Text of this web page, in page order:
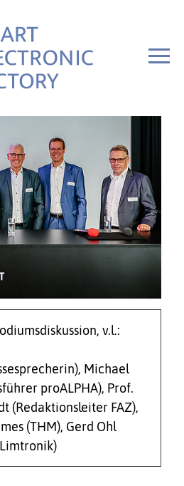
v.l.:
Michael
proALPHA), Prof.
(Redaktionsleiter FAZ),
(THM), Gerd Ohl